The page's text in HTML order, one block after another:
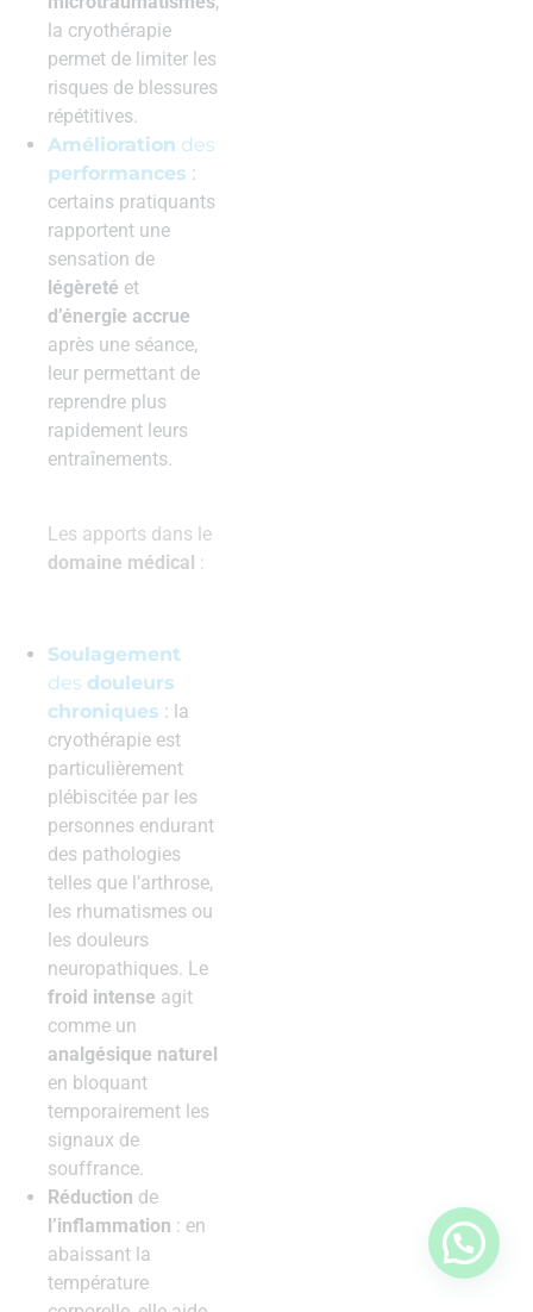
la cryothérapie
permet de limiter les
risques de blessures
répétitives.
Amélioration des
performances :
certains pratiquants
rapportent une
sensation de
légèreté et
d’énergie accrue
après une séance,
leur permettant de
reprendre plus
rapidement leurs
entraînements.
Les apports dans le
domaine médical :
Soulagement
des douleurs
chroniques : la
cryothérapie est
particulièrement
plébiscitée par les
personnes endurant
des pathologies
telles que l’arthrose,
les rhumatismes ou
les douleurs
neuropathiques. Le
froid intense agit
comme un
analgésique naturel
en bloquant
temporairement les
signaux de
souffrance.
Réduction de
l’inflammation : en
abaissant la
température